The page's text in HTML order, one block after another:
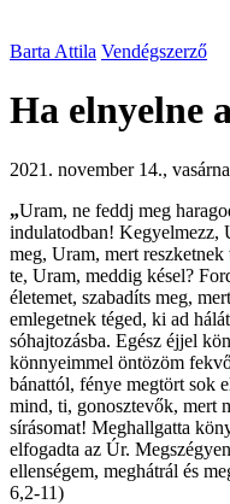
Barta Attila Vendégszerző
Ha elnyelne
2021. november 14.,
„Uram, ne feddj meg
indulatodban! Kegyelmezz,
meg, Uram, mert
te, Uram, meddig késel?
életemet, szabadíts meg,
emlegetnek téged, ki ad
sóhajtozásba. Egész éjjel
könnyeimmel öntözöm
bánattól, fénye megtört sok
mind, ti, gonosztevők, mert
sírásomat! Meghallgatta
elfogadta az Úr.
ellenségem, meghátrál és
6,2-11)